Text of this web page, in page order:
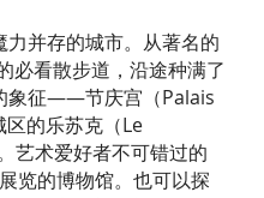
并存的城市。从著名的
必看散步道，沿途种满了
象征——节庆宫（Palais
的乐苏克（Le
艺术爱好者不可错过的
览的博物馆。也可以探